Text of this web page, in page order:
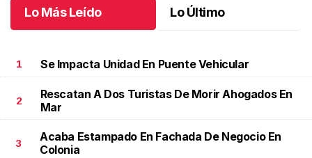
Lo Más Leído Lo Último
1 Se Impacta Unidad En Puente Vehicular
2
Rescatan A Dos Turistas De Morir Ahogados En
Mar
3
Acaba Estampado En Fachada De Negocio En
Colonia